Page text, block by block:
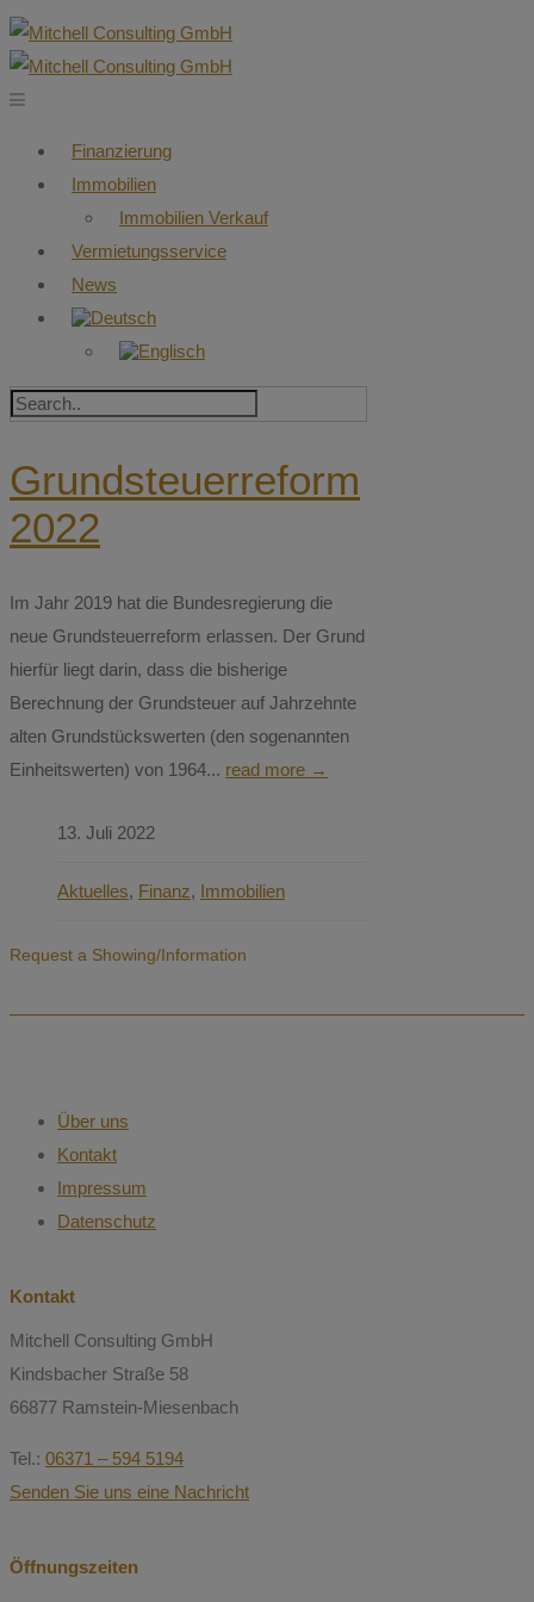
Finanzierung
Immobilien
Immobilien Verkauf
Vermietungsservice
News
Grundsteuerreform
2022
Im Jahr 2019 hat die Bundesregierung die
neue Grundsteuerreform erlassen. Der Grund
hierfür liegt darin, dass die bisherige
Berechnung der Grundsteuer auf Jahrzehnte
alten Grundstückswerten (den sogenannten
Einheitswerten) von 1964... read more →
13. Juli 2022
Aktuelles, Finanz, Immobilien
Request a Showing/Information
Über uns
Kontakt
Impressum
Datenschutz
Kontakt
Mitchell Consulting GmbH
Kindsbacher Straße 58
66877 Ramstein-Miesenbach
Tel.: 06371 – 594 5194
Senden Sie uns eine Nachricht
Öffnungszeiten